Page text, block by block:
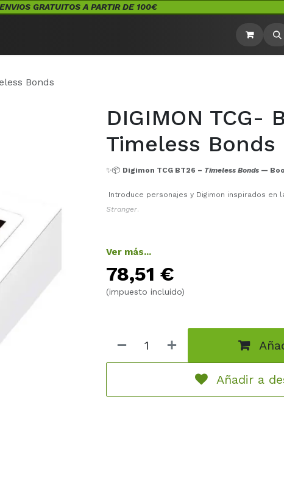
ENVIOS GRATUITOS A PARTIR DE 100€
Bonds
DIGIMON TCG-
Timeless Bonds
✨📦 Digimon TCG BT26 – Timeless Bonds —
Introduce personajes y Digimon inspirados en
Stranger.
[TS]y Digimon “Dual”, que ofrecen dinámicas de
⚔️ Incluye debuts de Digimon poderosos como
cartas clave de la narrativa del videojuego
Ver más...
78,51 €
(impuesto incluido)
Añadir a